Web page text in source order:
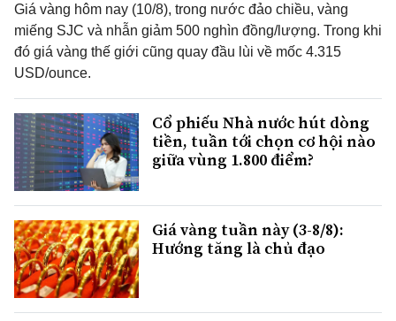
Giá vàng hôm nay (10/8), trong nước đảo chiều, vàng
miếng SJC và nhẫn giảm 500 nghìn đồng/lượng. Trong khi
đó giá vàng thế giới cũng quay đầu lùi về mốc 4.315
USD/ounce.
Cổ phiếu Nhà nước hút dòng
tiền, tuần tới chọn cơ hội nào
giữa vùng 1.800 điểm?
Giá vàng tuần này (3-8/8):
Hướng tăng là chủ đạo